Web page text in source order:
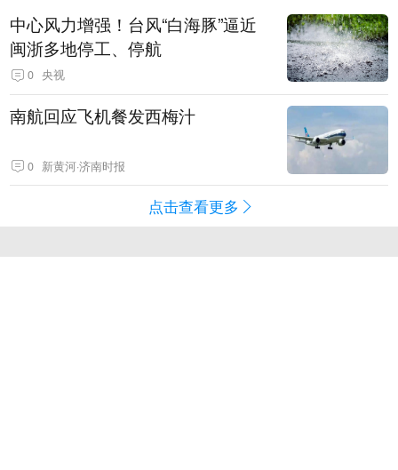
中心风力增强！台风“白海豚”逼近
闽浙多地停工、停航
0 央视
南航回应飞机餐发西梅汁
0 新黄河·济南时报
点击查看更多